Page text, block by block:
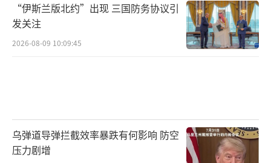
“伊斯兰版北约”出现 三国防务协议引
发关注
2026-08-09 10:09:45
乌弹道导弹拦截效率暴跌有何影响 防空
压力剧增